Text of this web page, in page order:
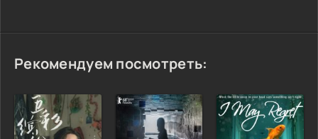
Рекомендуем посмотреть: